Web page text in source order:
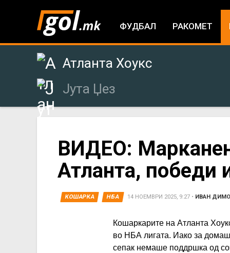
ФУДБАЛ РАКОМЕТ
Атланта Хоукс
Јута Џез
here
ВИДЕО:
Атланта, победи
КОШАРКА НБА 14 НОЕМВРИ 2025, 9:27 • ИВАН
Кошаркарите на Атланта
во НБА лигата. Иако за
сепак немаше поддршка од